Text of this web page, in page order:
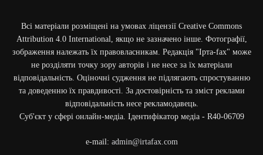
Всі матеріали розміщені на умовах ліцензії Creative Commons
Attribution 4.0 International, якщо не зазначено інше. Фотографії,
зображення належать їх правовласникам. Редакція "Ірта-fax" може
не розділяти точку зору авторів і не несе за їх матеріали
відповідальність. Оціночні судження не підлягають спростуванню
та доведенню їх правдивості. За достовірність та зміст реклами
відповідальність несе рекламодавець.
Cуб'єкт у сфері онлайн-медіа. Ідентифікатор медіа - R40-06709
e-mail: admin@irtafax.com